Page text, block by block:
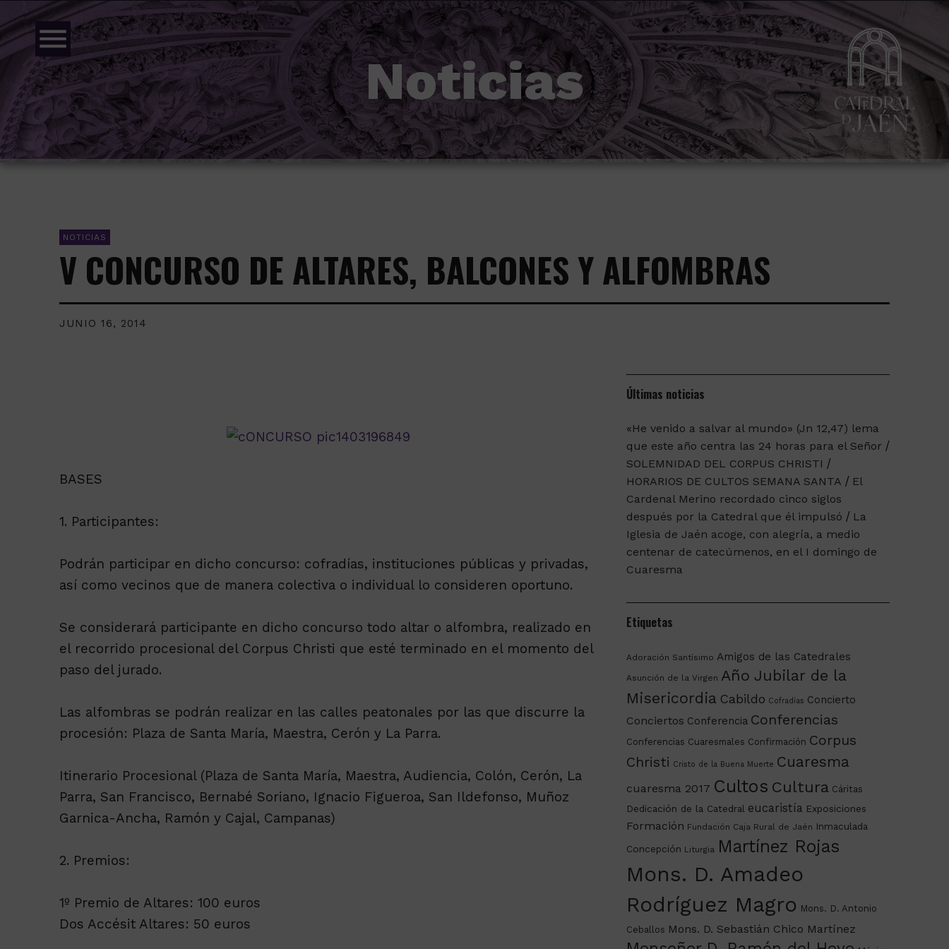
menu
Noticias
NOTICIAS
V CONCURSO DE ALTARES, BALCONES Y ALFOMBRAS
JUNIO 16, 2014
BASES
1. Participantes:
Podrán participar en dicho concurso: cofradías, instituciones públicas y privadas,
así como vecinos que de manera colectiva o individual lo consideren oportuno.
Se considerará participante en dicho concurso todo altar o alfombra, realizado en
el recorrido procesional del Corpus Christi que esté terminado en el momento del
paso del jurado.
Las alfombras se podrán realizar en las calles peatonales por las que discurre la
procesión: Plaza de Santa María, Maestra, Cerón y La Parra.
Itinerario Procesional (Plaza de Santa María, Maestra, Audiencia, Colón, Cerón, La
Parra, San Francisco, Bernabé Soriano, Ignacio Figueroa, San Ildefonso, Muñoz
Garnica-Ancha, Ramón y Cajal, Campanas)
2. Premios:
1º Premio de Altares: 100 euros
Dos Accésit Altares: 50 euros
Últimas noticias
«He venido a salvar al mundo» (Jn 12,47) lema
que este año centra las 24 horas para el Señor
SOLEMNIDAD DEL CORPUS CHRISTI
HORARIOS DE CULTOS SEMANA SANTA
El
Cardenal Merino recordado cinco siglos
después por la Catedral que él impulsó
La
Iglesia de Jaén acoge, con alegría, a medio
centenar de catecúmenos, en el I domingo de
Cuaresma
Etiquetas
Adoración Santísimo Amigos de las Catedrales
Asunción de la Virgen Año Jubilar de la
Misericordia Cabildo Cofradías Concierto
Conciertos Conferencia Conferencias
Conferencias Cuaresmales Confirmación Corpus
Christi Cristo de la Buena Muerte Cuaresma
cuaresma 2017 Cultos Cultura Cáritas
Dedicación de la Catedral eucaristía Exposiciones
Formación Fundación Caja Rural de Jaén Inmaculada
Concepción Liturgia Martínez Rojas
Mons. D. Amadeo
Rodríguez Magro Mons. D. Antonio
Ceballos Mons. D. Sebastián Chico Martínez